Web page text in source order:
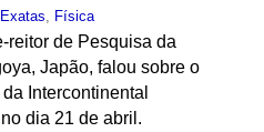
Física
reitor de Pesquisa da
Japão, falou sobre o
Intercontinental
dia 21 de abril.